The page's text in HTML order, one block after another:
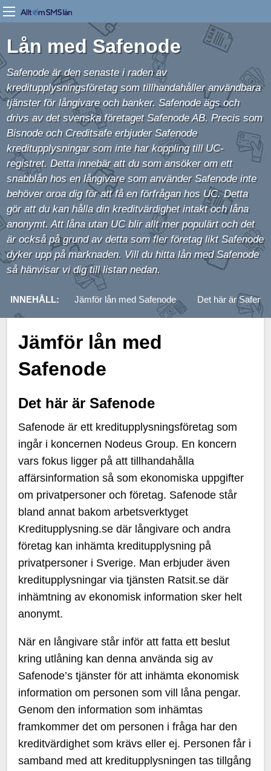
Lån med Safenode
Safenode är den senaste i raden av
kreditupplysningsföretag som tillhandahåller användbara
tjänster för långivare och banker. Safenode ägs och
drivs av det svenska företaget Safenode AB. Precis som
Bisnode och Creditsafe erbjuder Safenode
kreditupplysningar som inte har koppling till UC-
registret. Detta innebär att du som ansöker om ett
snabblån hos en långivare som använder Safenode inte
behöver oroa dig för att få en förfrågan hos UC. Detta
gör att du kan hålla din kreditvärdighet intakt och låna
anonymt. Att låna utan UC blir allt mer populärt och det
är också på grund av detta som fler företag likt Safenode
dyker upp på marknaden. Vill du hitta lån med Safenode
så hänvisar vi dig till listan nedan.
INNEHÅLL: Jämför lån med Safenode Det här är
Jämför lån med
Safenode
Det här är Safenode
Safenode är ett kreditupplysningsföretag som
ingår i koncernen Nodeus Group. En koncern
vars fokus ligger på att tillhandahålla
affärsinformation så som ekonomiska uppgifter
om privatpersoner och företag. Safenode står
bland annat bakom arbetsverktyget
Kreditupplysning.se där långivare och andra
företag kan inhämta kreditupplysning på
privatpersoner i Sverige. Man erbjuder även
kreditupplysningar via tjänsten Ratsit.se där
inhämtning av ekonomisk information sker helt
anonymt.
När en långivare står inför att fatta ett beslut
kring utlåning kan denna använda sig av
Safenode’s tjänster för att inhämta ekonomisk
information om personen som vill låna pengar.
Genom den information som inhämtas
framkommer det om personen i fråga har den
kreditvärdighet som krävs eller ej. Personen får i
samband med att kreditupplysningen tas tillgång